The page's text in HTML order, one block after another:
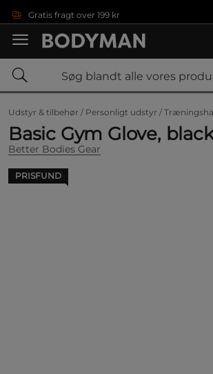
Gratis fragt over 199 kr
Udstyr & tilbehør / Personligt udstyr /
Basic Gym Glove,
Better Bodies Gear
PRISFUND